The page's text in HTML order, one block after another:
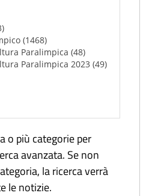
o più categorie per
avanzata. Se non
la ricerca verrà
le notizie.